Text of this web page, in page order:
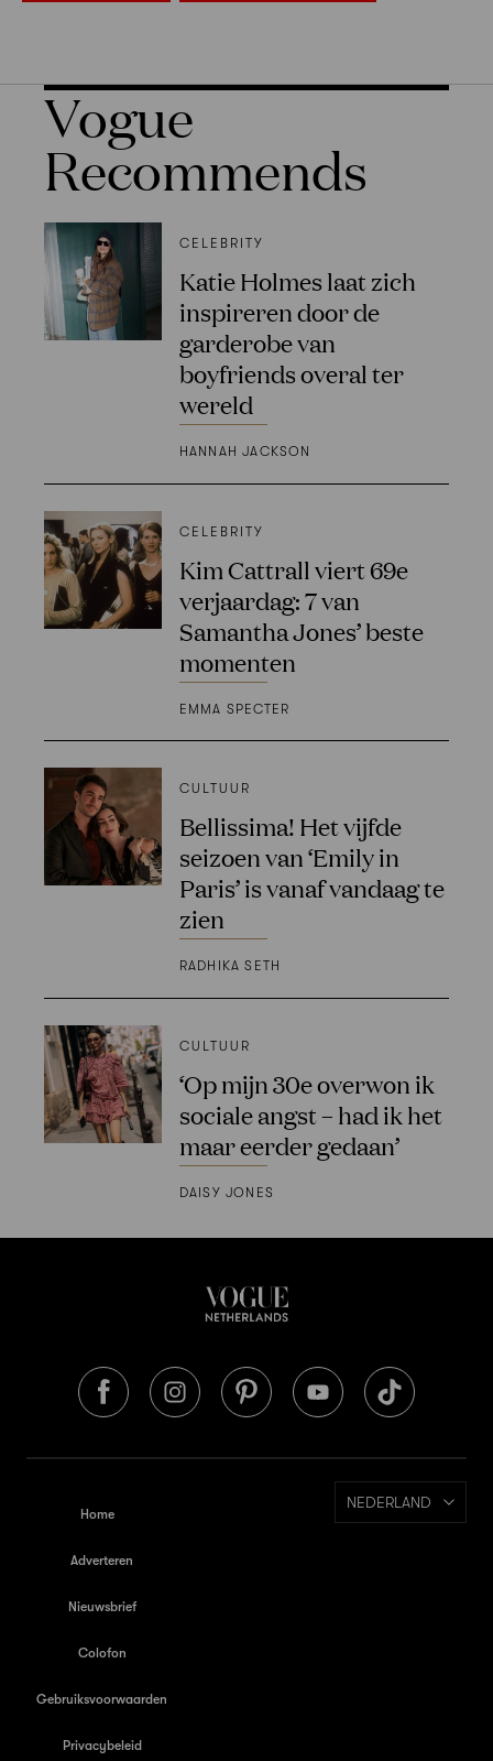
Vogue
Recommends
CELEBRITY
Katie Holmes laat zich
inspireren door de
garderobe van
boyfriends overal ter
wereld
HANNAH JACKSON
CELEBRITY
Kim Cattrall viert 69e
verjaardag: 7 van
Samantha Jones’ beste
momenten
EMMA SPECTER
CULTUUR
Bellissima! Het vijfde
seizoen van ‘Emily in
Paris’ is vanaf vandaag te
zien
RADHIKA SETH
CULTUUR
‘Op mijn 30e overwon ik
sociale angst – had ik het
maar eerder gedaan’
DAISY JONES
Home
Adverteren
Nieuwsbrief
Colofon
Gebruiksvoorwaarden
Privacybeleid
NEDERLAND